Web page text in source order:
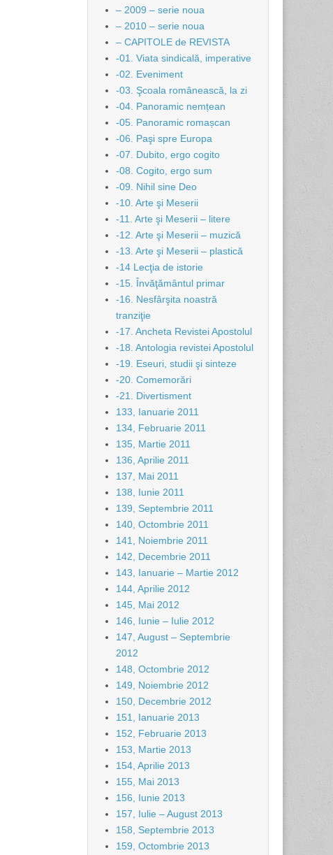
– 2009 – serie noua
– 2010 – serie noua
– CAPITOLE de REVISTA
-01. Viata sindicală, imperative
-02. Eveniment
-03. Şcoala românească, la zi
-04. Panoramic nemțean
-05. Panoramic romașcan
-06. Paşi spre Europa
-07. Dubito, ergo cogito
-08. Cogito, ergo sum
-09. Nihil sine Deo
-10. Arte şi Meserii
-11. Arte şi Meserii – litere
-12. Arte şi Meserii – muzică
-13. Arte şi Meserii – plastică
-14 Lecţia de istorie
-15. Învăţământul primar
-16. Nesfârşita noastră
tranziţie
-17. Ancheta Revistei Apostolul
-18. Antologia revistei Apostolul
-19. Eseuri, studii şi sinteze
-20. Comemorări
-21. Divertisment
133, Ianuarie 2011
134, Februarie 2011
135, Martie 2011
136, Aprilie 2011
137, Mai 2011
138, Iunie 2011
139, Septembrie 2011
140, Octombrie 2011
141, Noiembrie 2011
142, Decembrie 2011
143, Ianuarie – Martie 2012
144, Aprilie 2012
145, Mai 2012
146, Iunie – Iulie 2012
147, August – Septembrie
2012
148, Octombrie 2012
149, Noiembrie 2012
150, Decembrie 2012
151, Ianuarie 2013
152, Februarie 2013
153, Martie 2013
154, Aprilie 2013
155, Mai 2013
156, Iunie 2013
157, Iulie – August 2013
158, Septembrie 2013
159, Octombrie 2013